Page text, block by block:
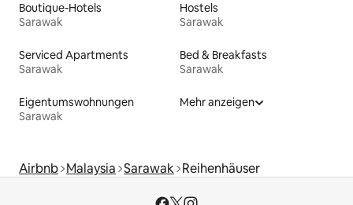
Boutique-Hotels
Sarawak
Hostels
Sarawak
Serviced Apartments
Sarawak
Bed & Breakfasts
Sarawak
Eigentumswohnungen
Sarawak
Mehr anzeigen
Airbnb Malaysia Sarawak Reihenhäuser